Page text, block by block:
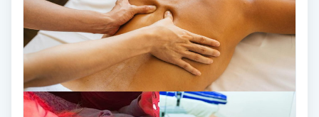
Fransborttagning
Fransfärgning
Fransförlängning